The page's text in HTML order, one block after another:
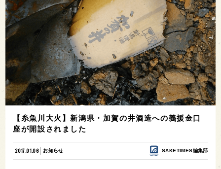
【糸魚川大火】新潟県・加賀の井酒造への義援金口
座が開設されました
2017.01.06 お知らせ SAKETIMES編集部